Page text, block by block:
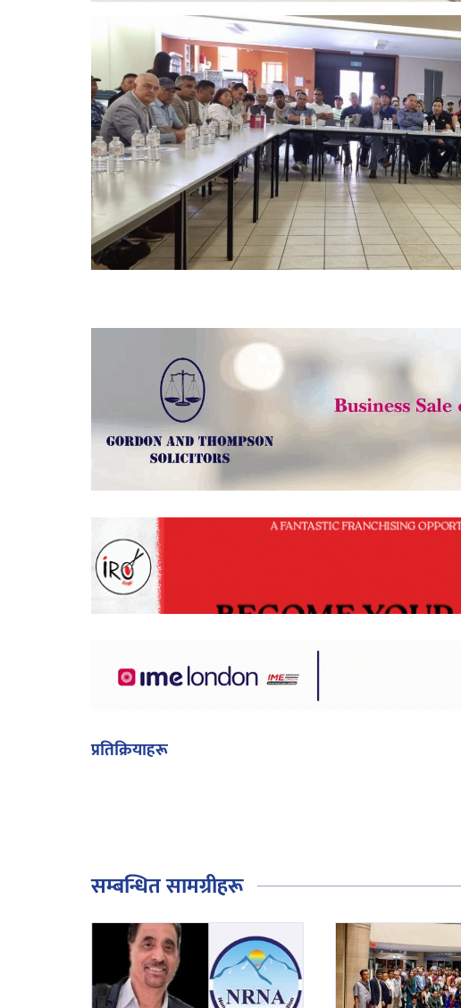
प्रतिक्रियाहरू
सम्बन्धित सामग्रीहरू